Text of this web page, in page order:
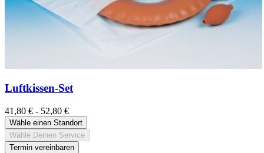
Luftkissen-Set
41,80 € - 52,80 €
Wähle einen Standort
Wähle Deinen Service
Termin vereinbaren